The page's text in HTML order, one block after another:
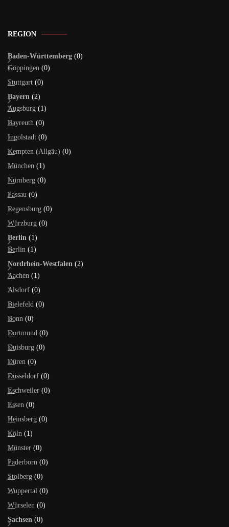
REGION
Baden-Württemberg (0)
Göppingen (0)
Stuttgart (0)
Bayern (2)
Augsburg (1)
Bayreuth (0)
Ingolstadt (0)
Kempten (Allgäu) (0)
München (1)
Nürnberg (0)
Passau (0)
Regensburg (0)
Würzburg (0)
Berlin (1)
Berlin (1)
Nordrhein-Westfalen (2)
Aachen (1)
Alsdorf (0)
Bielefeld (0)
Bonn (0)
Dortmund (0)
Duisburg (0)
Düren (0)
Düsseldorf (0)
Eschweiler (0)
Essen (0)
Heinsberg (0)
Köln (1)
Münster (0)
Paderborn (0)
Stolberg (0)
Wuppertal (0)
Würselen (0)
Sachsen (0)